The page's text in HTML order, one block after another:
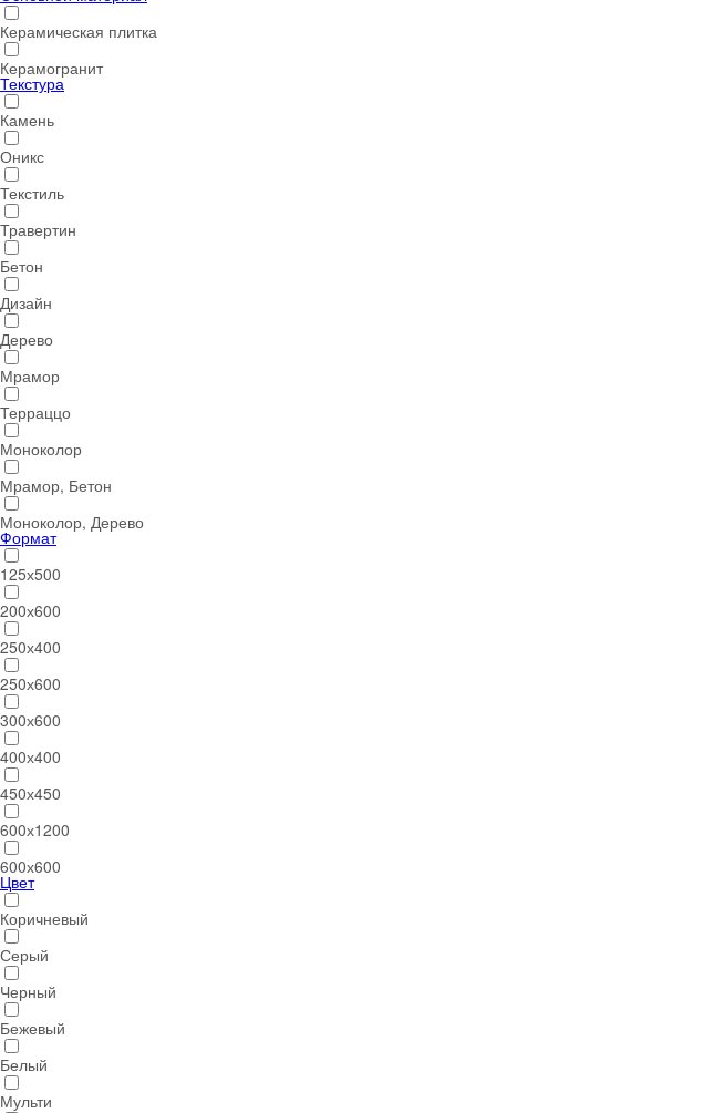
Керамическая плитка
Керамогранит
Текстура
Камень
Оникс
Текстиль
Травертин
Бетон
Дизайн
Дерево
Мрамор
Терраццо
Моноколор
Мрамор, Бетон
Моноколор, Дерево
Формат
125х500
200х600
250х400
250х600
300х600
400х400
450х450
600х1200
600х600
Цвет
Коричневый
Серый
Черный
Бежевый
Белый
Мульти